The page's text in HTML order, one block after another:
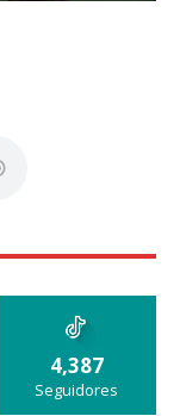
4,387
Seguidores